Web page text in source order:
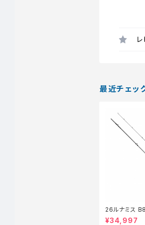
最近チェッ
26ルナミス
ロッド】【10】
¥34,997